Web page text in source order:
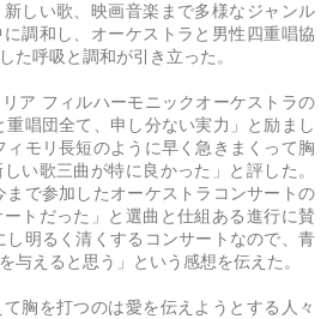
しい歌、映画音楽まで多様なジャンル
調和し、オーケストラと男性四重唱協
た呼吸と調和が引き立った。
ア フィルハーモニックオーケストラの
唱団全て、申し分ない実力」と励まし
ィモリ長短のように早く急きまくって胸
い歌三曲が特に良かった」と評した。
で参加したオーケストラコンサートの
トだった」と選曲と仕組ある進行に賛
明るく清くするコンサートなので、青
与えると思う」という感想を伝えた。
胸を打つのは愛を伝えようとする人々